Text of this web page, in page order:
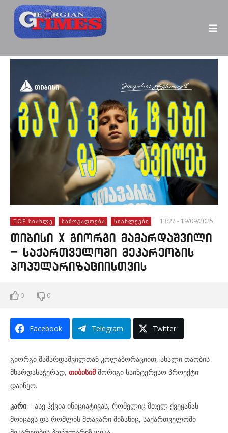
TOP ᲡᲘᲐᲮᲚᲔ ᲡᲐᲖᲝᲒᲐᲓᲝᲔᲑᲐ ᲡᲘᲐᲮᲚᲔᲔᲑᲘ 13:27 - 19/09/2025
თიბისი x გიორგი მამარდაშვილი
– საქართველოში მეკარეობის
პოპულარიზაციისთვის
0 0
Facebook Telegram Twitter
გიორგი მამარდაშვილთან კოლაბორაციით, ახალი თაობის
მხარდასაჭერად, თიბისიმ მორიგი საინტერესო პროექტი
დაიწყო.
კარი – ასე ჰქვია ინიციატივას, რომელიც მთელ ქვეყანას
მოიცავს და რომლის მთავარი მიზანიც, საქართველოში